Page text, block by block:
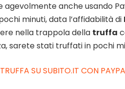
agevolmente anche usando
minuti, data l’affidabilità di
nella trappola della truffa
sarete stati truffati in pochi
SU SUBITO.IT CON